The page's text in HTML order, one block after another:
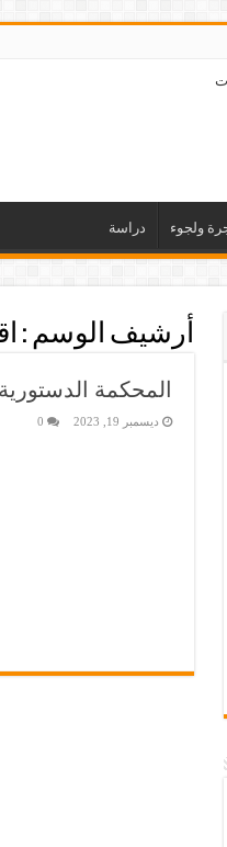
ولجوء دراسة
أرشيف الوسم :
المحكمة
ديسمبر 19, 2023 0